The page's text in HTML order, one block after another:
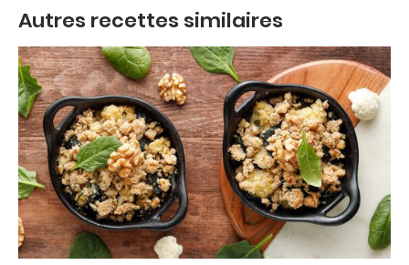
Autres recettes similaires